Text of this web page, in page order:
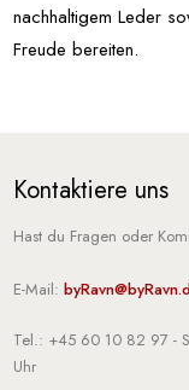
nachhaltigem Leder
Freude bereiten.
Kontaktiere uns
Hast du Fragen oder
E-Mail:
Tel.: +45 60 10 82 97-
Uhr